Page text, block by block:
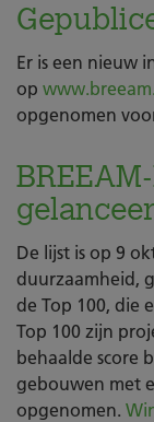
Er is een nieuw
op
opgenomen
De lijst is op 9
duurzaamheid,
de Top 100, die
Top 100 zijn
behaalde score
gebouwen met
opgenomen.